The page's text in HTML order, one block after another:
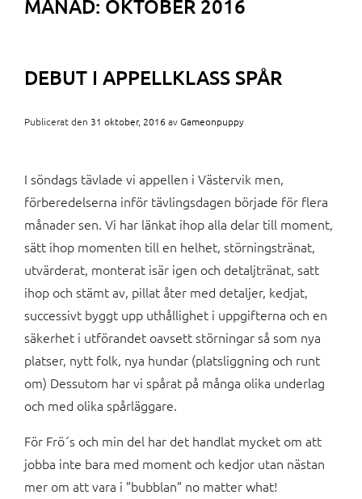
MÅNAD: OKTOBER 2016
DEBUT I APPELLKLASS SPÅR
Publicerat den 31 oktober, 2016 avGameonpuppy
I söndags tävlade vi appellen i Västervik men,
förberedelserna inför tävlingsdagen började för flera
månader sen. Vi har länkat ihop alla delar till moment,
sätt ihop momenten till en helhet, störningstränat,
utvärderat, monterat isär igen och detaljtränat, satt
ihop och stämt av, pillat åter med detaljer, kedjat,
successivt byggt upp uthållighet i uppgifterna och en
säkerhet i utförandet oavsett störningar så som nya
platser, nytt folk, nya hundar (platsliggning och runt
om) Dessutom har vi spårat på många olika underlag
och med olika spårläggare.
För Frö´s och min del har det handlat mycket om att
jobba inte bara med moment och kedjor utan nästan
mer om att vara i ”bubblan” no matter what!